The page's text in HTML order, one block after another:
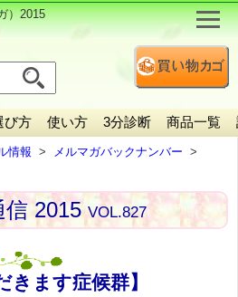
）2015
び方 使い方 3分診断 商品一覧
情報
メルマガバックナンバー
信 2015VOL.827
きます症候群】